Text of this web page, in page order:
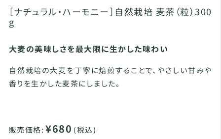
［ナチュラル・ハーモニー］自然栽培 麦茶（粒）300
g
大麦の美味しさを最大限に生かした味わい
自然栽培の大麦を丁寧に焙煎することで、やさしい甘みや
香りを生かした麦茶にしました。
販売価格: ¥680 (税込)